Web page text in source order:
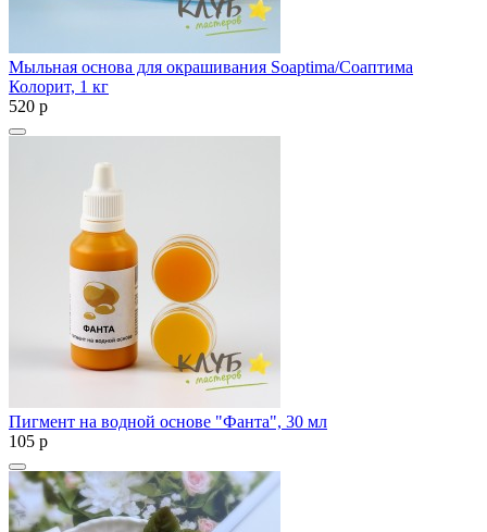
Мыльная основа для окрашивания Soaptima/Соаптима
Колорит, 1 кг
520 p
Пигмент на водной основе "Фанта", 30 мл
105 p